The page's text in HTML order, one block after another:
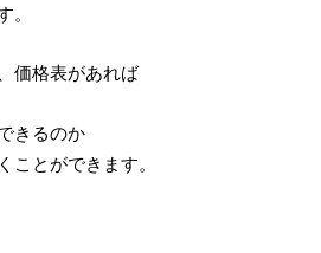
。
価格表があれば
きるのか
ことができます。